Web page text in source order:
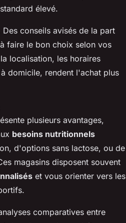
élevé.
conseils avisés de la part
faire le bon choix selon vos
localisation, les horaires
domicile, rendent l'achat plus
plusieurs avantages,
besoins nutritionnels
d'options sans lactose, ou de
magasins disposent souvent
et vous orienter vers les
comparatives entre